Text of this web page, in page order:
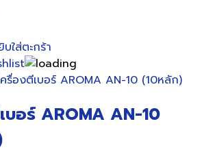
บใส่ตะกร้า
บอร์ AROMA AN-10